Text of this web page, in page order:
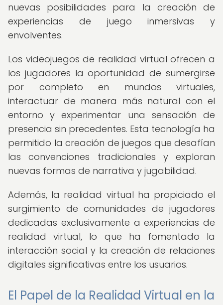
nuevas posibilidades para la creación de
experiencias de juego inmersivas y
envolventes.
Los videojuegos de realidad virtual ofrecen a
los jugadores la oportunidad de sumergirse
por completo en mundos virtuales,
interactuar de manera más natural con el
entorno y experimentar una sensación de
presencia sin precedentes. Esta tecnología ha
permitido la creación de juegos que desafían
las convenciones tradicionales y exploran
nuevas formas de narrativa y jugabilidad.
Además, la realidad virtual ha propiciado el
surgimiento de comunidades de jugadores
dedicadas exclusivamente a experiencias de
realidad virtual, lo que ha fomentado la
interacción social y la creación de relaciones
digitales significativas entre los usuarios.
El Papel de la Realidad Virtual en la